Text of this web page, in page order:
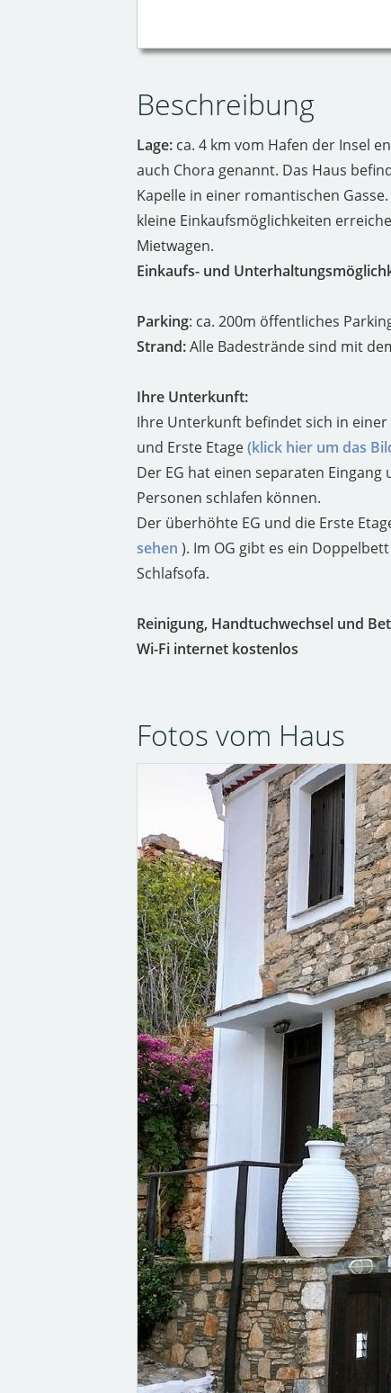
Beschreibung
Lage: ca. 4 km vom Hafen der Insel
auch Chora genannt. Das Haus
Kapelle in einer romantischen
kleine Einkaufsmöglichkeiten
Mietwagen.
Einkaufs- und
Parking: ca. 200m öffentliches
Strand:Alle Badestrände sind mit
Ihre Unterkunft:
Ihre Unterkunft befindet sich in
und Erste Etage(klick hier um das
Der EG hat einen separaten
Personen schlafen können.
Der überhöhte EG und die Erste
sehen ). Im OG gibt es ein
Schlafsofa.
Reinigung, Handtuchwechsel und
Wi-Fi internet kostenlos
Fotos vom Haus